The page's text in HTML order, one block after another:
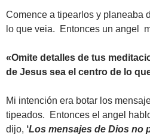
Comence a tipearlos y planeaba
lo que veia. Entonces un angel
«Omite detalles de tus
de Jesus sea el centro de lo
Mi intención era botar los
tipeados. Entonces el angel
dijo, ‘Los mensajes de Dios no